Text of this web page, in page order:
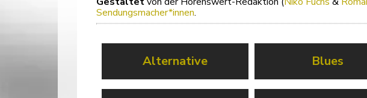
Sendungsmacher*innen.
Alternative Blues